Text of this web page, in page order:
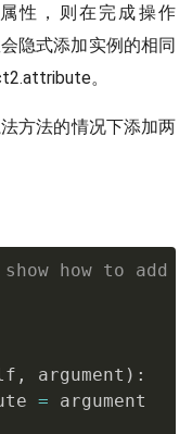
性，则在完成操作
隐式添加实例的相同
。
方法的情况下添加两
how to add
, argument ) :
= argument